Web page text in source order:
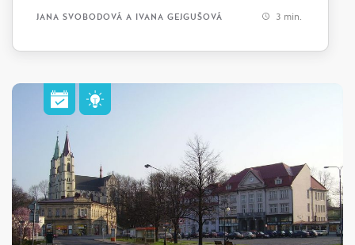
JANA SVOBODOVÁ A IVANA GEJGUŠOVÁ 3 min.